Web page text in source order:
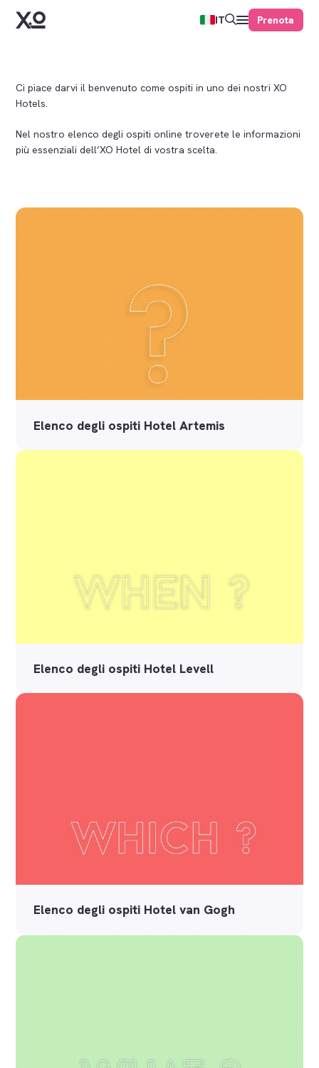
IT Prenota
Ci piace darvi il benvenuto come ospiti in uno dei nostri XO
Hotels.
Nel nostro elenco degli ospiti online troverete le informazioni
più essenziali dell’XO Hotel di vostra scelta.
Elenco degli ospiti Hotel Artemis
Elenco degli ospiti Hotel Levell
Elenco degli ospiti Hotel van Gogh